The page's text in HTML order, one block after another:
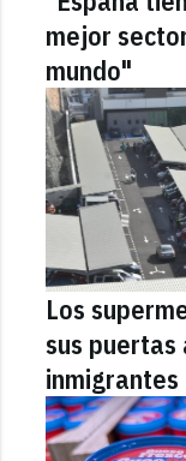
mejor
mundo"
Los
sus puertas
inmigrantes